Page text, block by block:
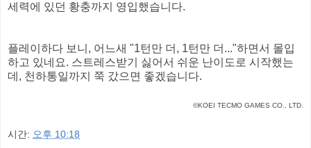
세력에 있던 황충까지 영입했습니다.
플레이하다 보니, 어느새 "1턴만 더, 1턴만 더..."하면서 몰입
하고 있네요. 스트레스받기 싫어서 쉬운 난이도로 시작했는
데, 천하통일까지 쭉 갔으면 좋겠습니다.
©KOEI TECMO GAMES CO., LTD.
시간: 오후 10:18